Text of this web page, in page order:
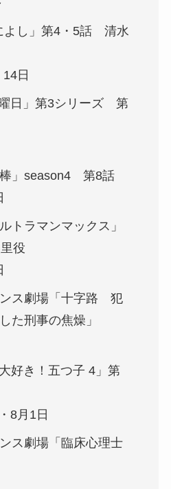
よし」第4・5話 清水
日
日」第3シリーズ 第
」season4 第8話
トラマンマックス」
役
ス劇場「十字路 犯
た刑事の焦燥」
好き！五つ子 4」第
8月1日
ス劇場「臨床心理士